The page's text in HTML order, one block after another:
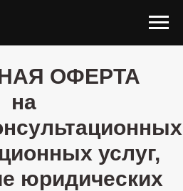
ОФЕРТА
на
услуг,
юридических